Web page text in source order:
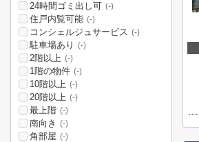
24時間ゴミ出し可 (-)
住戸内覧可能 (-)
コンシェルジュサービス (-)
駐車場あり (-)
2階以上 (-)
1階の物件 (-)
10階以上 (-)
20階以上 (-)
最上階 (-)
南向き (-)
角部屋 (-)